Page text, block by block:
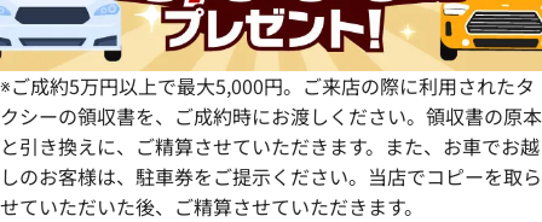
※ご成約5万円以上で最大5,000円。ご来店の際に利用されたタ
クシーの領収書を、ご成約時にお渡しください。領収書の原本
と引き換えに、ご精算させていただきます。また、お車でお越
しのお客様は、駐車券をご提示ください。当店でコピーを取ら
せていただいた後、ご精算させていただきます。